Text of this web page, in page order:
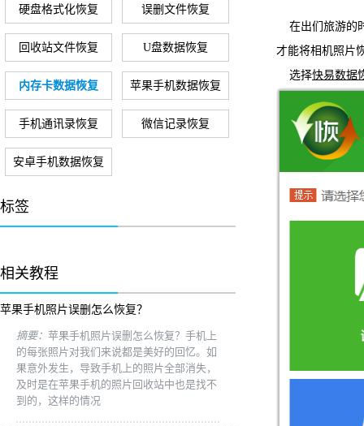
硬盘格式化恢复 误删文件恢复
回收站文件恢复 U盘数据恢复
内存卡数据恢复 苹果手机数据恢复
手机通讯录恢复 微信记录恢复
安卓手机数据恢复
标签
相关教程
苹果手机照片误删怎么恢复？
摘要： 苹果手机照片误删怎么恢复？手机上
的每张照片对我们来说都是美好的回忆。如
果意外发生，导致手机上的照片全部消失，
及时是在苹果手机的照片回收站中也是找不
到的，这样的情况
在出们旅游的
才能将相机照片
选择快易数据